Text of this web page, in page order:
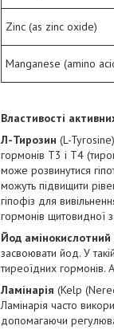
Zinc (as zinc oxide)
Manganese (amino
Властивості
Л-Тирозин (L-
гормонів Т3 і Т4
може розвинутися
можуть підвищити
гіпофіз для
гормонів щитовидної
Йод амінокислотний
засвоювати йод. У
тиреоїдних гормонів.
Ламінарія (Kelp
Ламінарія часто
допомагаючи